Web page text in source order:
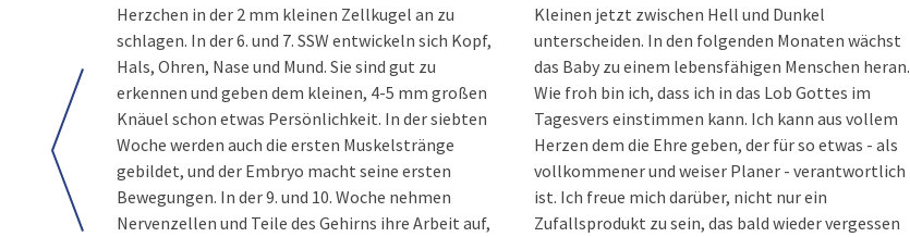
Herzchen in der 2 mm kleinen Zellkugel an zu
schlagen. In der 6. und 7. SSW entwickeln sich Kopf,
Hals, Ohren, Nase und Mund. Sie sind gut zu
erkennen und geben dem kleinen, 4-5 mm großen
Knäuel schon etwas Persönlichkeit. In der siebten
Woche werden auch die ersten Muskelstränge
gebildet, und der Embryo macht seine ersten
Bewegungen. In der 9. und 10. Woche nehmen
Nervenzellen und Teile des Gehirns ihre Arbeit auf,
Kleinen jetzt zwischen Hell und Dunkel
unterscheiden. In den folgenden Monaten wächst
das Baby zu einem lebensfähigen Menschen heran.
Wie froh bin ich, dass ich in das Lob Gottes im
Tagesvers einstimmen kann. Ich kann aus vollem
Herzen dem die Ehre geben, der für so etwas - als
vollkommener und weiser Planer - verantwortlich
ist. Ich freue mich darüber, nicht nur ein
Zufallsprodukt zu sein, das bald wieder vergessen